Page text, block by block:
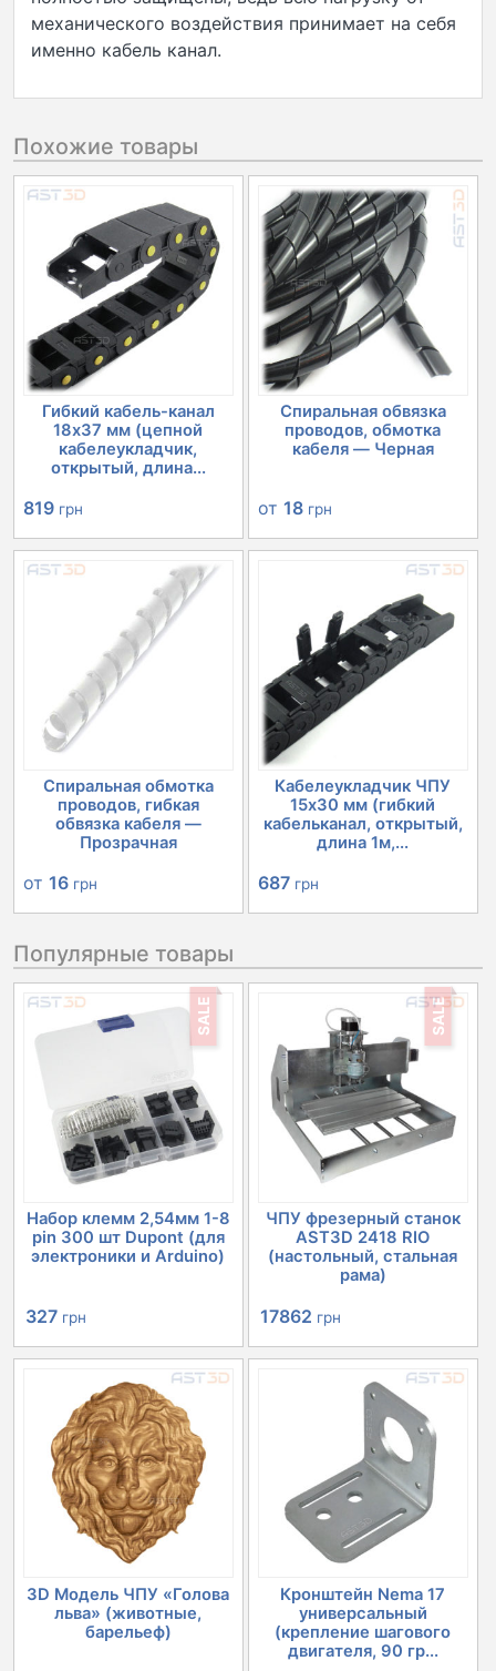
механического воздействия принимает на себя
именно кабель канал.
Похожие товары
Гибкий кабель-канал
18х37 мм (цепной
кабелеукладчик,
открытый, длина...
819 грн
Спиральная обвязка
проводов, обмотка
кабеля — Черная
от 18 грн
Спиральная обмотка
проводов, гибкая
обвязка кабеля —
Прозрачная
от 16 грн
Кабелеукладчик ЧПУ
15х30 мм (гибкий
кабельканал, открытый,
длина 1м,...
687 грн
Популярные товары
SALE
Набор клемм 2,54мм 1-8
pin 300 шт Dupont (для
электроники и Arduino)
Первоначальная
цена
составляла
366 грн.
327 грн
цена:
327 грн.
SALE
ЧПУ фрезерный станок
AST3D 2418 RIO
(настольный, стальная
рама)
Первоначальная
цена
17862 грн
цена:
17862 грн.
3D Модель ЧПУ «Голова
льва» (животные,
барельеф)
Кронштейн Nema 17
универсальный
(крепление шагового
двигателя, 90 гр...